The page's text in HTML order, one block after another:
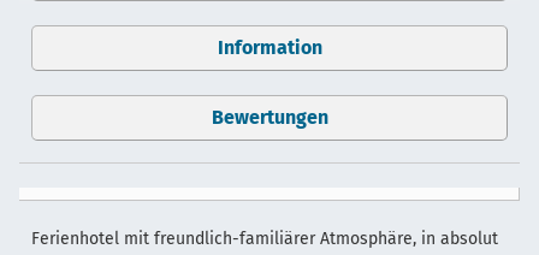
Information
Bewertungen
Ferienhotel mit freundlich-familiärer Atmosphäre, in absolut